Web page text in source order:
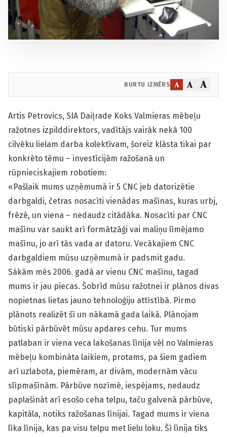
BURTU IZMĒRS A A A
Artis Petrovics, SIA Daiļrade Koks Valmieras mēbeļu
ražotnes izpilddirektors, vadītājs vairāk nekā 100
cilvēku lielam darba kolektīvam, šoreiz klāsta tikai par
konkrēto tēmu – investīcijām ražošanā un
rūpnieciskajiem robotiem:
«Pašlaik mums uzņēmumā ir 5 CNC jeb datorizētie
darbgaldi, četras nosacīti vienādas mašīnas, kuras urbj,
frēzē, un viena – nedaudz citādāka. Nosacīti par CNC
mašīnu var saukt arī formātzāģi vai maliņu līmējamo
mašīnu, jo arī tās vada ar datoru. Vecākajiem CNC
darbgaldiem mūsu uzņēmumā ir padsmit gadu.
Sākām mēs 2006. gadā ar vienu CNC mašīnu, tagad
mums ir jau piecas. Šobrīd mūsu ražotnei ir plānos divas
nopietnas lietas jauno tehnoloģiju attīstībā. Pirmo
plānots realizēt šī un nākamā gada laikā. Plānojam
būtiski pārbūvēt mūsu apdares cehu. Tur mums
patlaban ir viena veca lakošanas līnija vēl no Valmieras
mēbeļu kombināta laikiem, protams, pa šiem gadiem
arī uzlabota, piemēram, ar divām, modernām vācu
slīpmašīnām. Pārbūve nozīmē, iespējams, nedaudz
paplašināt arī esošo ceha telpu, taču galvenā pārbūve,
kapitāla, notiks ražošanas līnijai. Tagad mums ir viena
līka līnija, kas pa visu telpu met lielu loku. Šī līnija tiks